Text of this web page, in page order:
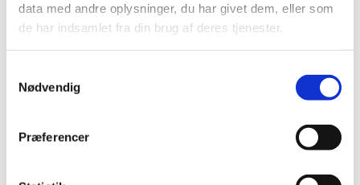
data med andre oplysninger, du har givet dem, eller som
de har indsamlet fra din brug af deres tjenester.
Nødvendig
Præferencer